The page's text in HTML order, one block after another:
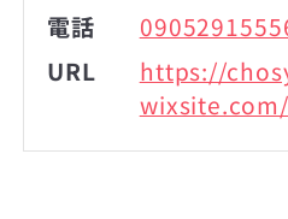
電話
URL
https://